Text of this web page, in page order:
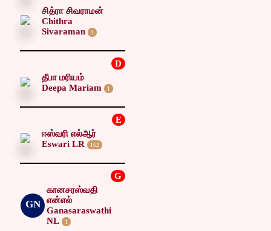
சித்ரா சிவராமன்
Chithra
Sivaraman
1
D
தீபா மரியம்
Deepa Mariam
1
E
ஈஸ்வரி எல்ஆர்
Eswari LR
162
G
GN
கானசரஸ்வதி
என்எல்
Ganasaraswathi
NL
1